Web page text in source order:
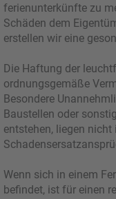
ferienunterkünfte zu
Schäden dem
erstellen wir eine
Die Haftung der
ordnungsgemäße
Besondere
Baustellen oder
entstehen, liegen
Wenn sich in einem
befindet, ist für einen